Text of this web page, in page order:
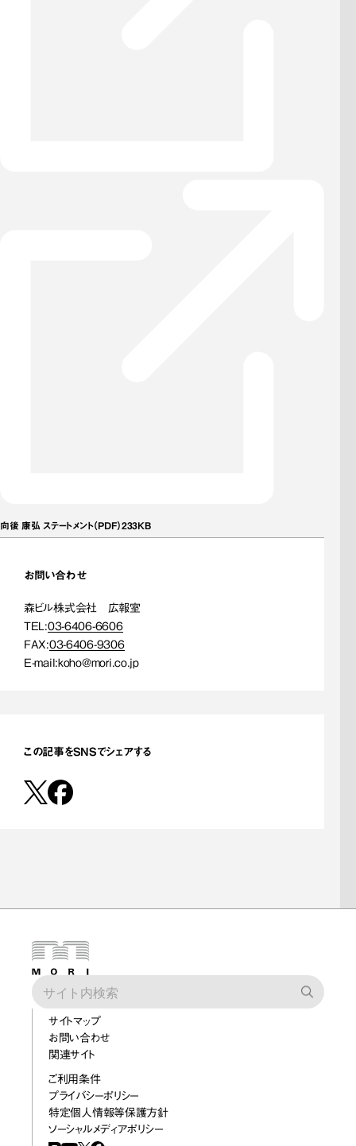
向後 康弘 ステートメント（PDF）233KB
お問い合わせ
森ビル株式会社 広報室
TEL:03-6406-6606
FAX:03-6406-9306
E-mail:koho@mori.co.jp
この記事をSNSでシェアする
サイトマップ
お問い合わせ
関連サイト
ご利用条件
プライバシーポリシー
特定個人情報等保護方針
ソーシャルメディアポリシー